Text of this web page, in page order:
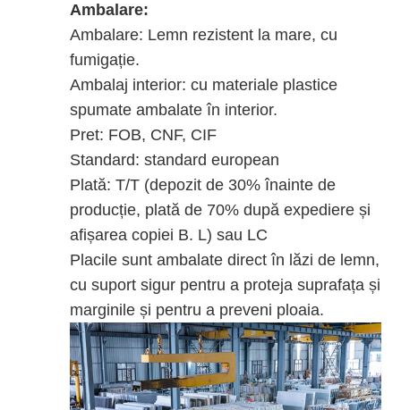
Ambalare:
Ambalare: Lemn rezistent la mare, cu
fumigație.
Ambalaj interior: cu materiale plastice
spumate ambalate în interior.
Pret: FOB, CNF, CIF
Standard: standard european
Plată: T/T (depozit de 30% înainte de
producție, plată de 70% după expediere și
afișarea copiei B. L) sau LC
Placile sunt ambalate direct în lăzi de lemn,
cu suport sigur pentru a proteja suprafața și
marginile și pentru a preveni ploaia.